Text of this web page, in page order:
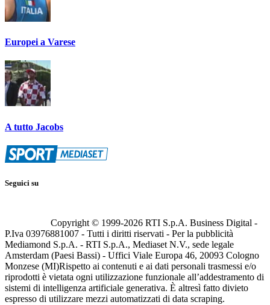
Europei a Varese
A tutto Jacobs
Seguici su
Copyright © 1999-2026 RTI S.p.A. Business Digital -
P.Iva 03976881007 - Tutti i diritti riservati - Per la pubblicità
Mediamond S.p.A. - RTI S.p.A., Mediaset N.V., sede legale
Amsterdam (Paesi Bassi) - Uffici Viale Europa 46, 20093 Cologno
Monzese (MI)Rispetto ai contenuti e ai dati personali trasmessi e/o
riprodotti è vietata ogni utilizzazione funzionale all’addestramento di
sistemi di intelligenza artificiale generativa. È altresì fatto divieto
espresso di utilizzare mezzi automatizzati di data scraping.